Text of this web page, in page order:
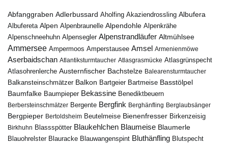
Abfanggraben Adlerbussard Aholfing Akaziendrossling Albufera
Albufereta Alpen Alpenbraunelle Alpendohle Alpenkrähe
Alpenschneehuhn Alpensegler Alpenstrandläufer Altmühlsee
Ammersee Ampermoos Amperstausee Amsel Armenienmöwe
Aserbaidschan Atlantiksturmtaucher Atlasgrasmücke Atlasgrünspecht
Atlasohrenlerche Austernfischer Bachstelze Balearensturmtaucher
Balkansteinschmätzer Balkon Bartgeier Bartmeise Basstölpel
Baumfalke Baumpieper Bekassine Benediktbeuern
Berbersteinschmätzer Bergente Bergfink Berghänfling Berglaubsänger
Bergpieper Bertoldsheim Beutelmeise Bienenfresser Birkenzeisig
Birkhuhn Blassspötter Blaukehlchen Blaumeise Blaumerle
Blauohrelster Blauracke Blauwangenspint Bluthänfling Blutspecht